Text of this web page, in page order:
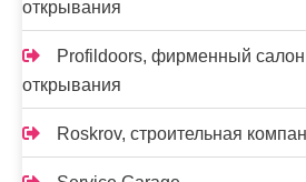
открывания
Profildoors, фирменный
открывания
Roskrov, строительная